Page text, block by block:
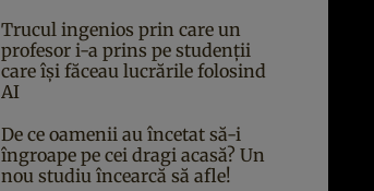
Trucul ingenios prin care un
profesor i-a prins pe studenții
care își făceau lucrările folosind
AI
De ce oamenii au încetat să-i
îngroape pe cei dragi acasă? Un
nou studiu încearcă să afle!